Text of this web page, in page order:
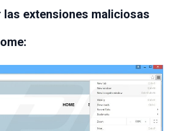
las extensiones maliciosas